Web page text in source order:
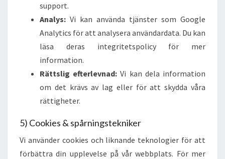
support.
Analys: Vi kan använda tjänster som Google
Analytics för att analysera användardata. Du kan
läsa deras integritetspolicy för mer
information.
Rättslig efterlevnad: Vi kan dela information
om det krävs av lag eller för att skydda våra
rättigheter.
5) Cookies & spårningstekniker
Vi använder cookies och liknande teknologier för att
förbättra din upplevelse på vår webbplats. För mer